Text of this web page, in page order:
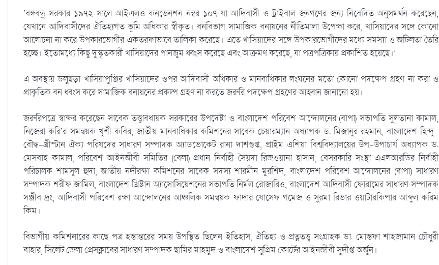
‘বঙ্গবন্ধু সরকার ১৯৭২ সালে আইএলও কনভেনশন নম্বর ১০৭ যা আদিবাসী ও ট্রাইবাল জনগণের জন্য নিবেদিত অনুসমর্থন করেছেন,
যেখানে আদিবাসীদের ঐতিহ্যগত ভূমি অধিকার স্বীকৃত। বনবিভাগ সামাজিক বনায়নের নীতিমালা উপেক্ষা করে, খাসিয়াদের সঙ্গে কোনো
আলোচনা না করে উপকারভোগীর একতরফাভাবে তালিকা করেছে। এতে খাসিয়াদের সঙ্গে উপকারভোগীদের মধ্যে সমস্যা ও জটিলতা তৈরি
হচ্ছে। ইতোমধ্যে কিছু দুস্কৃতকারী খাসিয়াদের পানজুম ধ্বংস করেছে এবং আক্রমণ করেছে, যা পত্রপত্রিকায় প্রকাশিত হয়েছে।’
এ অবস্থায় ডলুছড়া খাসিয়াপুঞ্জির খাসিয়াদের ওপর আদিবাসী অধিকার ও মানবাধিকার লংঘনের মতো কোনো পদক্ষেপ গ্রহণ না করা ও
প্রাকৃতিক বন ধ্বংস করে সামাজিক বনায়নের প্রকল্প গ্রহণ না করতে জরুরি পদক্ষেপ গ্রহণের আহ্বান জানানো হয়।
জরুরিপত্রে স্বাক্ষর করেছেন সাবেক তত্ত্বাবধায়ক সরকারের উপদেষ্টা ও বাংলাদেশ পরিবেশ আন্দোলনের (বাপা) সভাপতি সুলতানা কামাল,
নিজেরা করি’র সমন্বয়ক খুশী কবির, জাতীয় মানবাধিকার কমিশনের সাবেক চেয়ারম্যান অধ্যাপক ড. মিজানুর রহমান, বাংলাদেশ হিন্দু-
বৌদ্ধ-খ্রীস্টান ঐক্য পরিষদের সাধারণ সম্পাদক অ্যাডভোকেট রানা দাশগুপ্ত, প্রাইম এশিয়া বিশ্ববিদ্যালয়ের উপ-উপাচার্য অধ্যাপক ড.
মেসবাহ কামাল, পরিবেশ আইনজীবী সমিতির (বেলা) প্রধান নির্বাহী সৈয়দা রিজওয়ানা হাসান, বেসরকারি সংস্থা এএলআরডির নির্বাহী
পরিচালক শামসুল হুদা, জাতীয় নদীরক্ষা কমিশনের সাবেক সদস্য শারমীন মুরশিদ, বাংলাদেশ পরিবেশ আন্দোলনের (বাপা) সাধারণ
সম্পাদক শরীফ জামিল, বাংলাদেশ খ্রিষ্টান অ্যাসোসিয়েশনের সভাপতি নির্মল রোজারিও, বাংলাদেশ আদিবাসী ফোরামের সাধারণ সম্পাদক
সঞ্জীব দ্রং, আদিবাসী পরিবেশ রক্ষা আন্দোলনের আঞ্চলিক সমন্বয়ক ফাদার যোসেফ গমেজ ও সুরমা রিভার ওয়াটারকিপার আব্দুল করিম
কিম।
বিভাগীয় কমিশনারের কাছে পত্র হস্তান্তরের সময় উপস্থিত ছিলেন ইতিহাস, ঐতিহ্য ও প্রত্নতত্ত্ব সংগ্রাহক ডা. মোস্তফা শাহজামান চৌধুরী
বাহার, সিলেট জেলা প্রেসক্লাবের সাধারণ সম্পাদক ছামির মাহমুদ ও বাংলাদেশ সুপ্রিম কোর্টের আইনজীবী সুদীপ্ত অর্জুন।